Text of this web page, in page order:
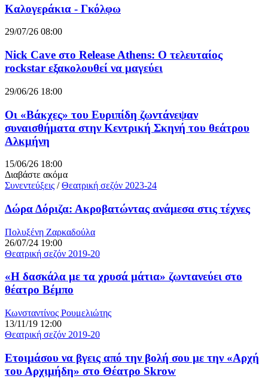
Καλογεράκια - Γκόλφω
29/07/26 08:00
Nick Cave στο Release Athens: Ο τελευταίος
rockstar εξακολουθεί να μαγεύει
29/06/26 18:00
Οι «Βάκχες» του Ευριπίδη ζωντάνεψαν
συναισθήματα στην Κεντρική Σκηνή του θεάτρου
Αλκμήνη
15/06/26 18:00
Διαβάστε ακόμα
Συνεντεύξεις /Θεατρική σεζόν 2023-24
Δώρα Δόριζα: Ακροβατώντας ανάμεσα στις τέχνες
Πολυξένη Ζαρκαδούλα
26/07/24 19:00
Θεατρική σεζόν 2019-20
«Η δασκάλα με τα χρυσά μάτια» ζωντανεύει στο
θέατρο Βέμπο
Κωνσταντίνος Ρουμελιώτης
13/11/19 12:00
Θεατρική σεζόν 2019-20
Ετοιμάσου να βγεις από την βολή σου με την «Αρχή
του Αρχιμήδη» στο Θέατρο Skrow